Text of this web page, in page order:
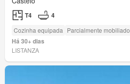
T4 4
Cozinha equipada Parcialmente mobiliado
Há 30+ dias
LISTANZA